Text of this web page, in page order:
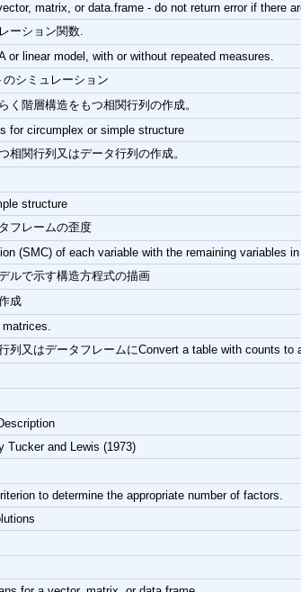
matrix, or data.frame - do not return error if there
ーション関数.
or linear model, with or without repeated measures.
シミュレーション
く階層構造をもつ相関行列の作成。
for circumplex or simple structure
相関行列又はデータ行列の作成。
structure
フレームの歪度
(SMC) of each variable with the remaining variables
ルで示す構造方程式の描画
成
列又はデータフレームにConvert a table with counts
Tucker and Lewis (1973)
to determine the appropriate number of factors.